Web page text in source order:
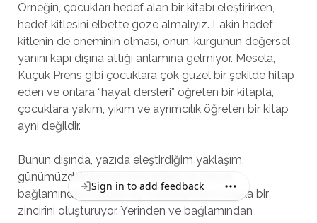
Örneğin, çocukları hedef alan bir kitabı eleştirirken,
hedef kitlesini elbette göze almalıyız. Lakin hedef
kitlenin de öneminin olması, onun, kurgunun değersel
yanını kapı dışına attığı anlamına gelmiyor. Mesela,
Küçük Prens gibi çocuklara çok güzel bir şekilde hitap
eden ve onlara “hayat dersleri” öğreten bir kitapla,
çocuklara yakım, yıkım ve ayrımcılık öğreten bir kitap
aynı değildir.
Bunun dışında, yazıda eleştirdiğim yaklaşım,
günümüzdeki kopuk sosyalliğin ve sosyal
bağlamından koparılmış metalaşmanın başka bir
zincirini oluşturuyor. Yerinden ve bağlamından
Sign in to add feedback